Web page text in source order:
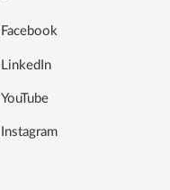
Facebook
LinkedIn
YouTube
Instagram